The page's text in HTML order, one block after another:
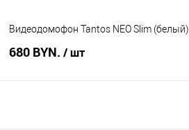
Видеодомофон Tantos NEO Slim (белый)
680 BYN. / шт